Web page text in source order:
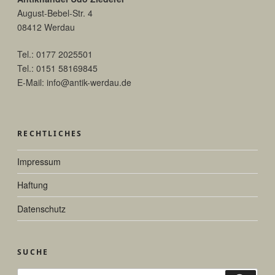
August-Bebel-Str. 4
08412 Werdau
Tel.: 0177 2025501
Tel.: 0151 58169845
E-Mail: info@antik-werdau.de
RECHTLICHES
Impressum
Haftung
Datenschutz
SUCHE